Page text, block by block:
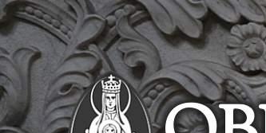
Skip
to
content